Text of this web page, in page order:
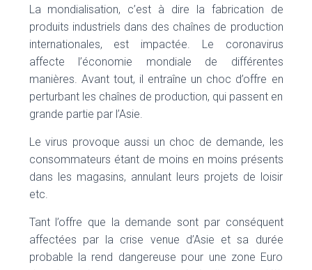
La mondialisation, c’est à dire la fabrication de
produits industriels dans des chaînes de production
internationales, est impactée. Le coronavirus
affecte l’économie mondiale de différentes
manières. Avant tout, il entraîne un choc d’offre en
perturbant les chaînes de production, qui passent en
grande partie par l’Asie.
Le virus provoque aussi un choc de demande, les
consommateurs étant de moins en moins présents
dans les magasins, annulant leurs projets de loisir
etc.
Tant l’offre que la demande sont par conséquent
affectées par la crise venue d’Asie et sa durée
probable la rend dangereuse pour une zone Euro